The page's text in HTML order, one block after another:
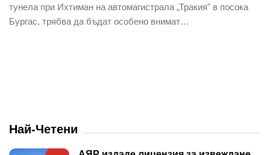
тунела при Ихтиман на автомагистрала „Тракия" в посока
Бургас, трябва да бъдат особено внимат…
Най-Четени